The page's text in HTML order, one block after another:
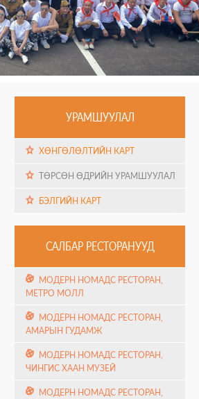
УРАМШУУЛАЛ
ХӨНГӨЛӨЛТИЙН КАРТ
ТӨРСӨН ӨДРИЙН УРАМШУУЛАЛ
БЭЛГИЙН КАРТ
САЛБАР РЕСТОРАНУУД
МОДЕРН НОМАДС РЕСТОРАН,
МЕТРО МОЛЛ
МОДЕРН НОМАДС РЕСТОРАН,
АМАРЫН ГУДАМЖ
МОДЕРН НОМАДС РЕСТОРАН,
ЧИНГИС ХААН МУЗЕЙ
МОДЕРН НОМАДС РЕСТОРАН,